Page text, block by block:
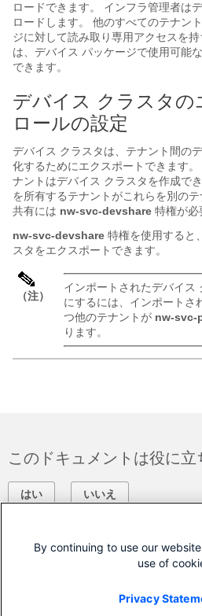
ロードできます。 インフラ管理者は
ロードします。 他のすべてのテナン
ジに対して読み取り専用アクセスを
は、デバイス パッケージで使用可能
できます。
デバイス クラスタの
ロールの設定
デバイス クラスタは、テナント間の
化するためにエクスポートできます。
ナントはデバイス クラスタを作成で
を所有するテナントがこれらを別のテ
共有には nw-svc-devshare 特権が必
nw-svc-devshare 特権を使用すると
スタをエクスポートできます。
（注）
インポートされたデバイス
にするには、インポートさ
つ他のテナントが nw-svc-
ります。
このドキュメントは役に立
はい いいえ
By continuing to use our
use of
Privacy